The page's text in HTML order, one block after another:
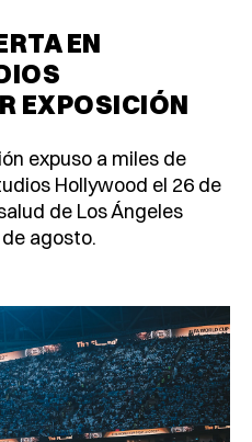
EN
EXPOSICIÓN
expuso a miles de
Hollywood el 26 de
de Los Ángeles
agosto.